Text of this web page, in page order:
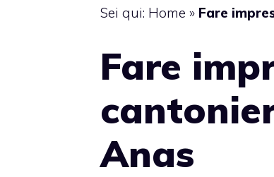
Sei qui: Home » Fare
Fare
Anas